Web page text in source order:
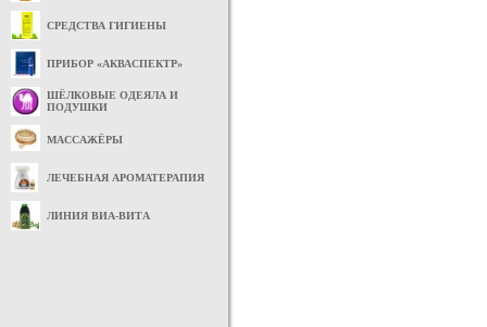
СРЕДСТВА ГИГИЕНЫ
ПРИБОР «АКВАСПЕКТР»
ШЁЛКОВЫЕ ОДЕЯЛА И
ПОДУШКИ
МАССАЖЁРЫ
ЛЕЧЕБНАЯ АРОМАТЕРАПИЯ
ЛИНИЯ ВИА-ВИТА